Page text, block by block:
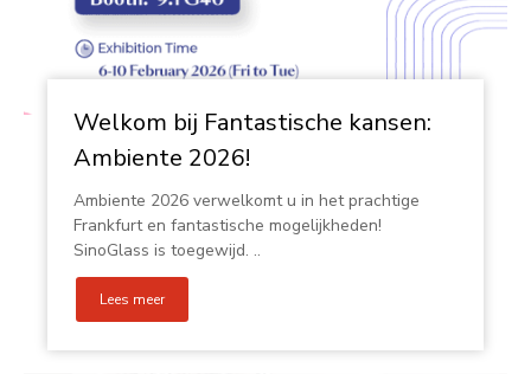
Welkom bij Fantastische kansen:
Ambiente 2026!
Ambiente 2026 verwelkomt u in het prachtige
Frankfurt en fantastische mogelijkheden!
SinoGlass is toegewijd. ..
Lees meer